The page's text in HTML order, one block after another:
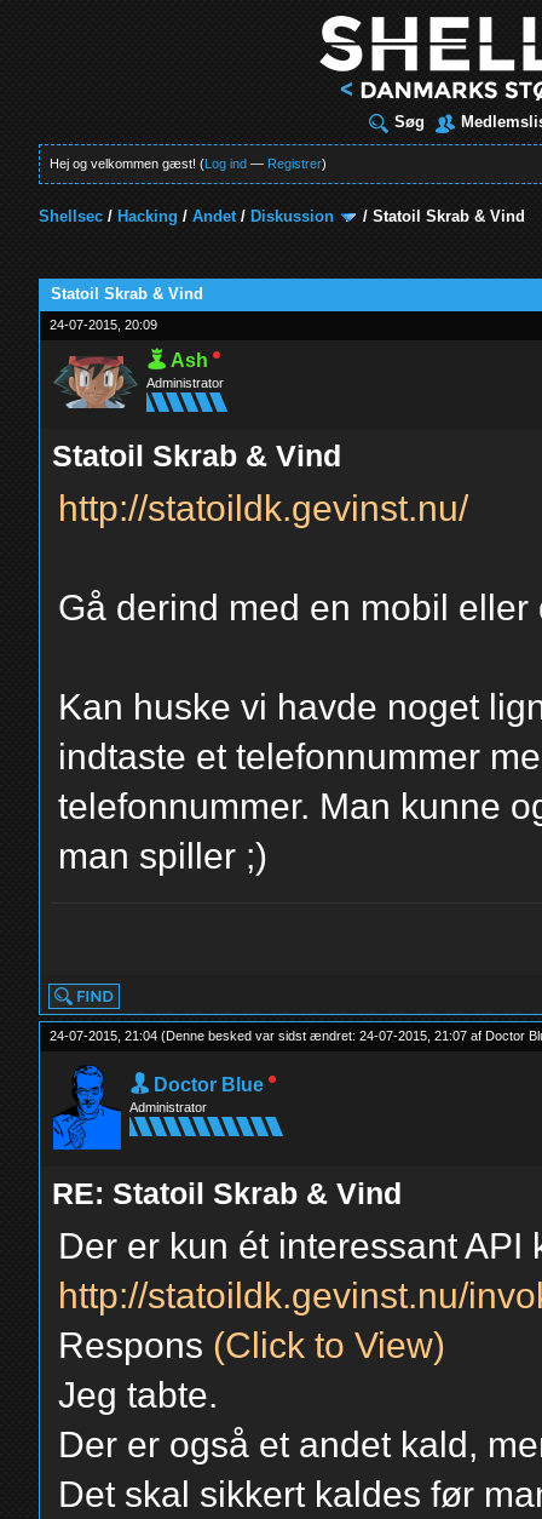
Søg
Hej og velkommen gæst! (Log ind — Registrer)
Shellsec / Hacking /Andet/ Diskussion /Statoil Skrab & Vind
Statoil Skrab & Vind
24-07-2015, 20:09
Ash
Administrator
Statoil Skrab & Vind
http://statoildk.gevinst.nu/
Gå derind med en mobil
Kan huske vi havde noget
indtaste et telefonnummer
telefonnummer. Man kunne
man spiller ;)
24-07-2015, 21:04(Denne besked var sidst ændret: 24-07-2015, 21:07 af Doctor
Doctor Blue
Administrator
RE: Statoil Skrab & Vind
Der er kun ét interessant API
http://statoildk.gevinst.nu/
Respons (Click to View)
Jeg tabte.
Der er også et andet kald,
Det skal sikkert kaldes før